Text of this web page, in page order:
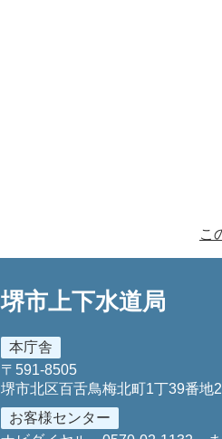
こ
堺市上下水道局
本庁舎
〒591-8505
堺市北区百舌鳥梅北町1丁39番地2
お客様センター